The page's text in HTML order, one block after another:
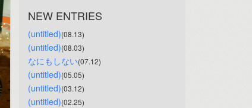
NEW ENTRIES
(untitled)(08.13)
(untitled)(08.03)
なにもしない(07.12)
(untitled)(05.05)
(untitled)(03.12)
(untitled)(02.25)